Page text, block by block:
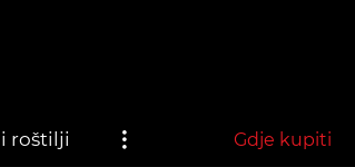
roštilji Gdje kupiti